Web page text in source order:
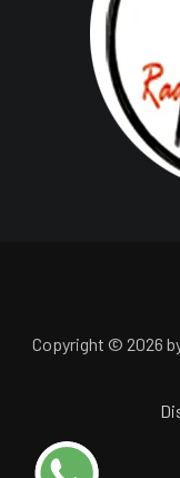
Copyright © 2026